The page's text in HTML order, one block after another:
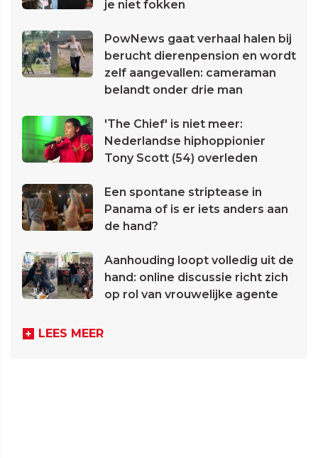
je niet fokken
PowNews gaat verhaal halen bij
berucht dierenpension en wordt
zelf aangevallen: cameraman
belandt onder drie man
'The Chief' is niet meer:
Nederlandse hiphoppionier
Tony Scott (54) overleden
Een spontane striptease in
Panama of is er iets anders aan
de hand?
Aanhouding loopt volledig uit de
hand: online discussie richt zich
op rol van vrouwelijke agente
LEES MEER